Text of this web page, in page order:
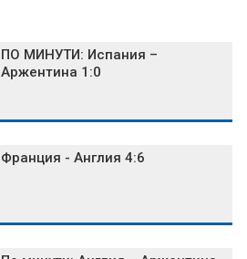
ПО МИНУТИ: Испания –
Аржентина 1:0
Франция - Англия 4:6